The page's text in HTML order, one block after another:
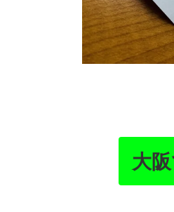
大